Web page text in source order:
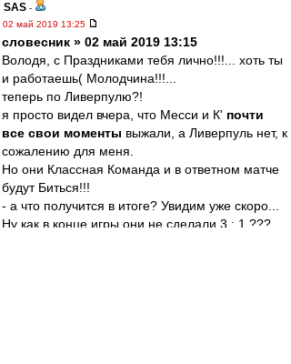
SAS -
02 май 2019 13:25
словесник » 02 май 2019 13:15
Володя, с Праздниками тебя лично!!!... хоть ты
и работаешь( Молодчина!!!...
теперь по Ливерпулю?!
я просто видел вчера, что Месси и К' почти
все свои моменты выжали, а Ливерпуль нет, к
сожалению для меня.
Но они Классная Команда и в ответном матче
будут Биться!!!
- а что получится в итоге? Увидим уже скоро...
Ну как в конце игры они не сделали 3 : 1 ???...